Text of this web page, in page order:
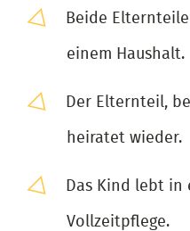
Beide
einem Haushalt.
Der Elternteil,
heiratet wieder.
Das Kind lebt in
Vollzeitpflege.